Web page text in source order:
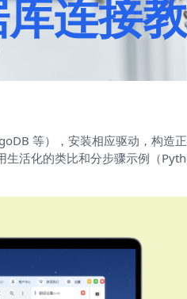
连接
等），安装相应驱动，构造
活化的类比和分步骤示例（